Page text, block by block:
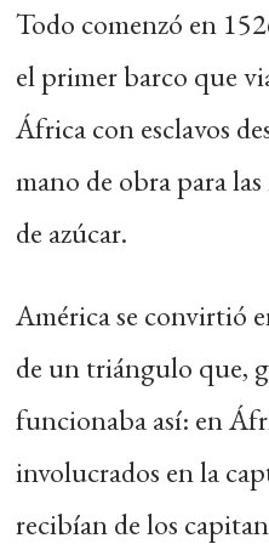
Todo comenzó en
el primer barco que
África con esclavos
mano de obra para
de azúcar.
América se convirtió
de un triángulo que,
funcionaba así: en
involucrados en la
recibían de los